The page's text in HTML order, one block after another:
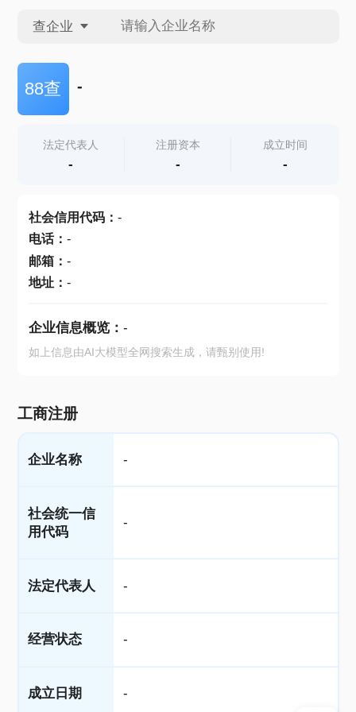
查企业
查企业
查产地
88查 -
法定代表人
-
注册资本
-
成立时间
-
社会信用代码： -
电话： -
邮箱： -
地址： -
企业信息概览： -
如上信息由AI大模型全网搜索生成，请甄别使用!
工商注册
企业名称 -
社会统一信
用代码
-
法定代表人 -
经营状态 -
成立日期 -